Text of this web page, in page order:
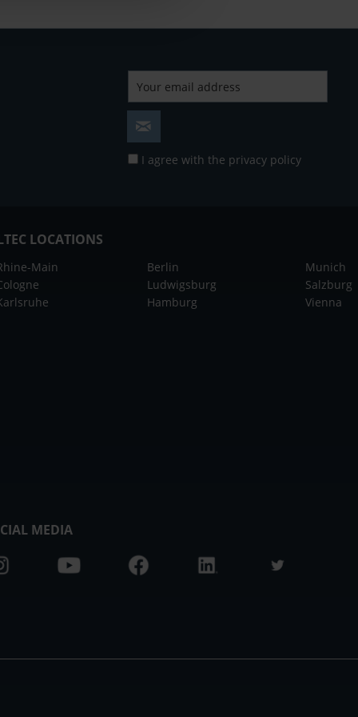
I agree with the privacy policy
LOCATIONS
Main
Berlin
Ludwigsburg
Hamburg
Munich
Salzburg
Vienna
MEDIA